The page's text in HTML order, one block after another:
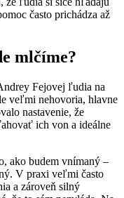
často prichádza až
mlčíme?
Fejovej ľudia na
veľmi nehovoria, hlavne
nastavenie, že
ich von a ideálne
ako budem vnímaný –
V praxi veľmi často
a zároveň silný